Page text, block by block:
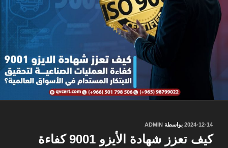
نُشر
في
2024-12-14 بواسطة ADMIN
كيف تعزز شهادة الأيزو 9001 كفاءة